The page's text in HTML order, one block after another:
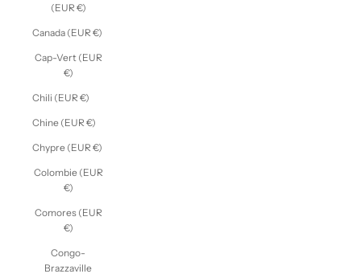
(EUR €)
Canada (EUR €)
Cap-Vert (EUR
€)
Chili (EUR €)
Chine (EUR €)
Chypre (EUR €)
Colombie (EUR
€)
Comores (EUR
€)
Congo-
Brazzaville